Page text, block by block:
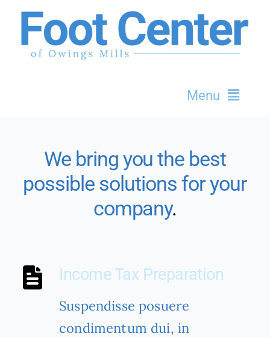
Skip
content
Menu
Dr. Marc Lenet
Patient Information
We bring you the best
possible solutions for your
company.
Income Tax Preparation
Suspendisse posuere
condimentum dui, in